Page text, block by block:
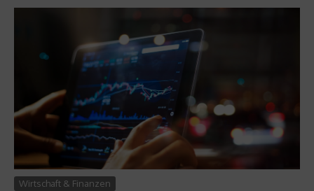
Wirtschaft & Finanzen